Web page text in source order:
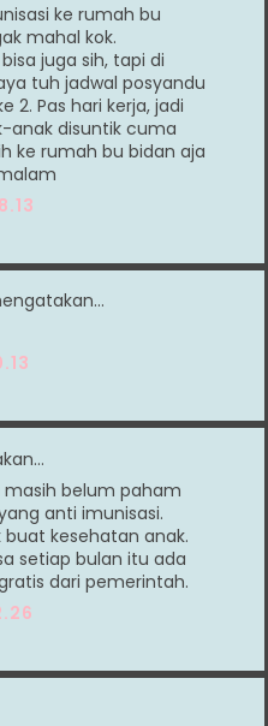
ke rumah bu
mahal kok.
juga sih, tapi di
tuh jadwal posyandu
2. Pas hari kerja, jadi
anak disuntik cuma
ke rumah bu bidan aja
masih belum paham
anti imunisasi.
buat kesehatan anak.
setiap bulan itu ada
dari pemerintah.